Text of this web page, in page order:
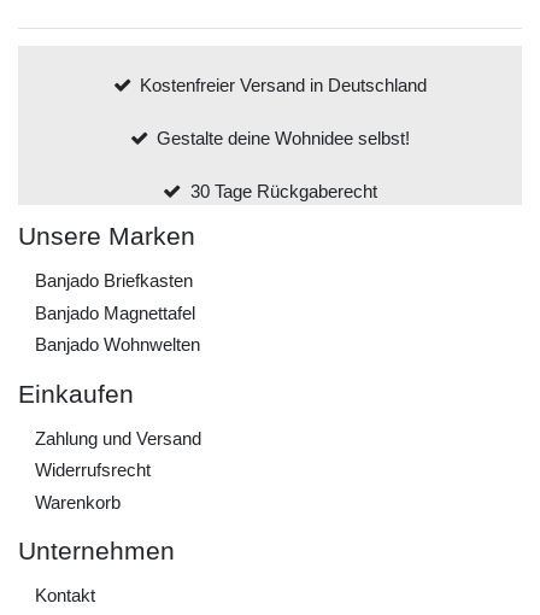
Kostenfreier Versand in Deutschland
Gestalte deine Wohnidee selbst!
30 Tage Rückgaberecht
Unsere Marken
Banjado Briefkasten
Banjado Magnettafel
Banjado Wohnwelten
Einkaufen
Zahlung und Versand
Widerrufs­recht
Warenkorb
Unternehmen
Kontakt